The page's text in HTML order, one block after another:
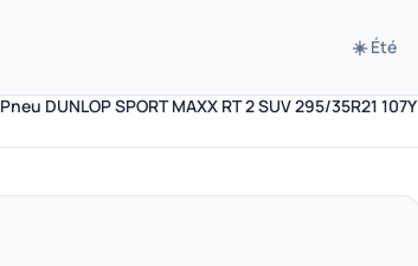
☀️ Été
Pneu DUNLOP SPORT MAXX RT 2 SUV 295/35R21 107Y